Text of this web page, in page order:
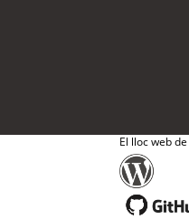
El lloc web